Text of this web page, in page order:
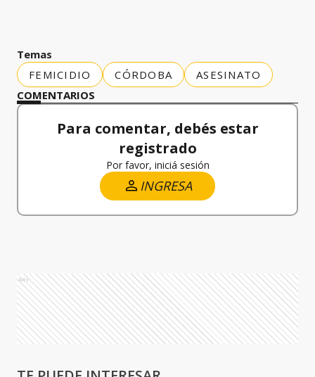
Temas
FEMICIDIO
CÓRDOBA
ASESINATO
COMENTARIOS
Para comentar, debés estar
registrado
Por favor, iniciá sesión
INGRESA
Ads